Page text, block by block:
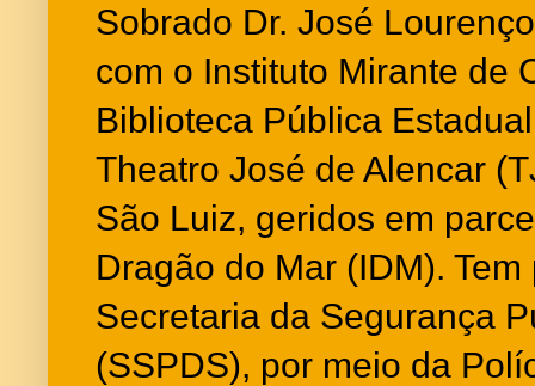
Sobrado Dr. José
com o Instituto Mirante de
Biblioteca Pública
Theatro José de Alencar
São Luiz, geridos em
Dragão do Mar (IDM).
Secretaria da Segurança
(SSPDS), por meio da